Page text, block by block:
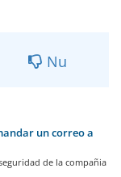
Nu
un correo a
de la compañia